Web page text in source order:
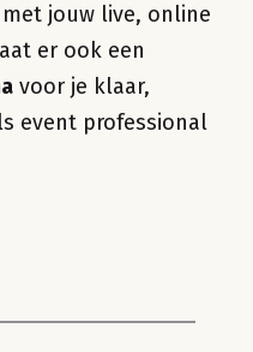
jouw live, online
er ook een
voor je klaar,
event professional